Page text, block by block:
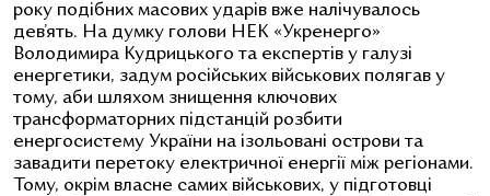
року подібних масових ударів вже налічувалось
дев’ять. На думку голови НЕК «Укренерго»
Володимира Кудрицького та експертів у галузі
енергетики, задум російських військових полягав у
тому, аби шляхом знищення ключових
трансформаторних підстанцій розбити
енергосистему України на ізольовані острови та
завадити перетоку електричної енергії між регіонами.
Тому, окрім власне самих військових, у підготовці